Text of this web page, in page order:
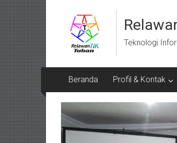
Teknologi
Beranda Profil & Kontak